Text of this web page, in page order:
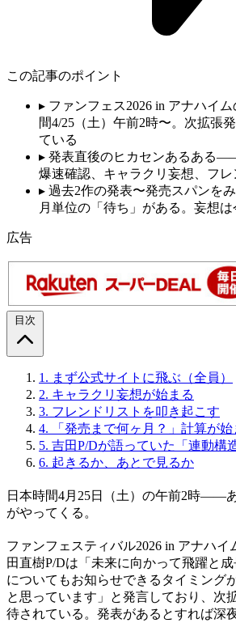
この記事のポイント
▸ ファンフェス2026 in アナハイ
間4/25（土）午前2時〜。次拡張
ている
▸ 発表直後のヒカセンあるある
爆速確認、キャラクリ妄想、フ
▸ 過去2作の発表〜発売スパンを
月単位の「待ち」がある。妄想は
広告
目次
1. まず公式サイトに飛ぶ（全員）
2. キャラクリ妄想が始まる
3. フレンドリストを叩き起こす
4.
「発売まで何ヶ月？」計算が始
5. 吉田P/Dが語っていた「連動構造
6. 起きるか、あとで見るか
日本時間4月25日（土）の午前2時——
がやってくる。
ファンフェスティバル2026 in アナハイ
田直樹P/Dは「未来に向かって飛躍と
についてもお知らせできるタイミング
と思っています」と発言しており、次
待されている。発表があるとすれば